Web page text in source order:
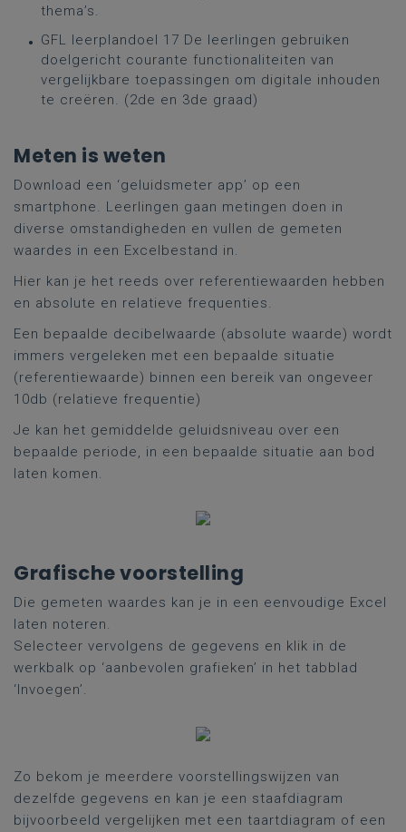
thema’s.
GFL leerplandoel 17 De leerlingen gebruiken
doelgericht courante functionaliteiten van
vergelijkbare toepassingen om digitale inhouden
te creëren. (2de en 3de graad)
Meten is weten
Download een ‘geluidsmeter app’ op een
smartphone. Leerlingen gaan metingen doen in
diverse omstandigheden en vullen de gemeten
waardes in een Excelbestand in.
Hier kan je het reeds over referentiewaarden hebben
en absolute en relatieve frequenties.
Een bepaalde decibelwaarde (absolute waarde) wordt
immers vergeleken met een bepaalde situatie
(referentiewaarde) binnen een bereik van ongeveer
10db (relatieve frequentie)
Je kan het gemiddelde geluidsniveau over een
bepaalde periode, in een bepaalde situatie aan bod
laten komen.
Grafische voorstelling
Die gemeten waardes kan je in een eenvoudige Excel
laten noteren.
Selecteer vervolgens de gegevens en klik in de
werkbalk op ‘aanbevolen grafieken’ in het tabblad
‘Invoegen’.
Zo bekom je meerdere voorstellingswijzen van
dezelfde gegevens en kan je een staafdiagram
bijvoorbeeld vergelijken met een taartdiagram of een